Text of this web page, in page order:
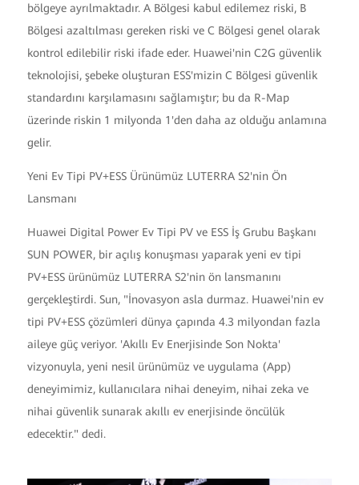
bölgeye ayrılmaktadır. A Bölgesi kabul edilemez riski, B
Bölgesi azaltılması gereken riski ve C Bölgesi genel olarak
kontrol edilebilir riski ifade eder. Huawei'nin C2G güvenlik
teknolojisi, şebeke oluşturan ESS'mizin C Bölgesi güvenlik
standardını karşılamasını sağlamıştır; bu da R-Map
üzerinde riskin 1 milyonda 1'den daha az olduğu anlamına
gelir.
Yeni Ev Tipi PV+ESS Ürünümüz LUTERRA S2'nin Ön
Lansmanı
Huawei Digital Power Ev Tipi PV ve ESS İş Grubu Başkanı
SUN POWER, bir açılış konuşması yaparak yeni ev tipi
PV+ESS ürünümüz LUTERRA S2'nin ön lansmanını
gerçekleştirdi. Sun, "İnovasyon asla durmaz. Huawei'nin ev
tipi PV+ESS çözümleri dünya çapında 4.3 milyondan fazla
aileye güç veriyor. 'Akıllı Ev Enerjisinde Son Nokta'
vizyonuyla, yeni nesil ürünümüz ve uygulama (App)
deneyimimiz, kullanıcılara nihai deneyim, nihai zeka ve
nihai güvenlik sunarak akıllı ev enerjisinde öncülük
edecektir." dedi.